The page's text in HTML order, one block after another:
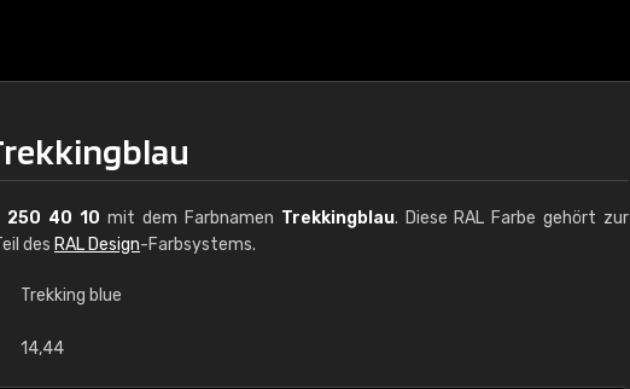
250 40 10 mit dem Farbnamen Trekkingblau. Diese RAL Farbe gehört zur
des RAL Design-Farbsystems.
Trekking blue
14,44